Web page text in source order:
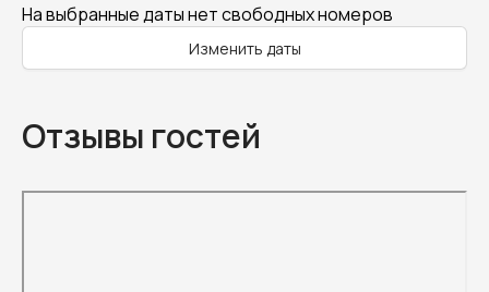
На выбранные даты нет свободных номеров
Изменить даты
Отзывы гостей